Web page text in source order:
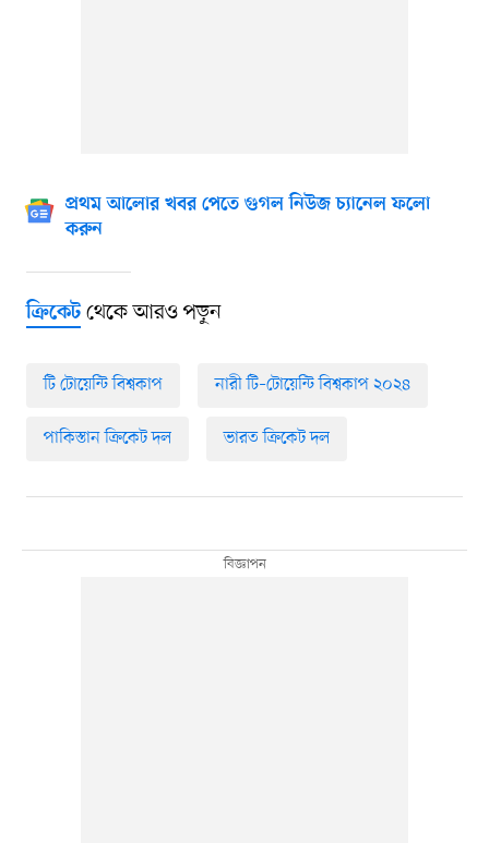
প্রথম আলোর খবর পেতে গুগল নিউজ চ্যানেল ফলো
করুন
ক্রিকেটথেকে আরও পড়ুন
টি টোয়েন্টি বিশ্বকাপ নারী টি–টোয়েন্টি বিশ্বকাপ ২০২৪
পাকিস্তান ক্রিকেট দল ভারত ক্রিকেট দল